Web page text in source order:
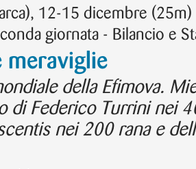
12-15 dicembre
giornata - Bilancio e
meraviglie
della Efimova.
di Federico Turrini nei
nei 200 rana e